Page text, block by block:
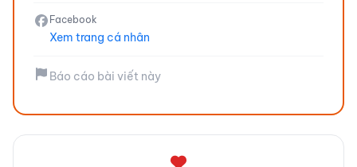
Facebook
Xem trang cá nhân
Báo cáo bài viết này